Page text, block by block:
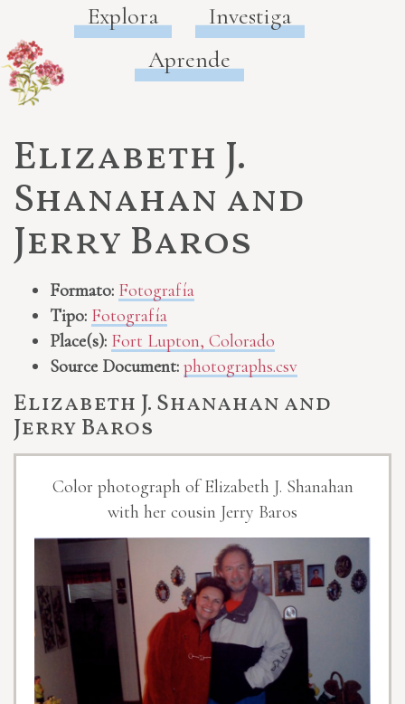
Explora
Investiga
Aprende
Elizabeth J.
Shanahan and
Jerry Baros
Formato: Fotografía
Tipo: Fotografía
Place(s): Fort Lupton, Colorado
Source Document: photographs.csv
Elizabeth J. Shanahan and
Jerry Baros
Color photograph of Elizabeth J. Shanahan
with her cousin Jerry Baros